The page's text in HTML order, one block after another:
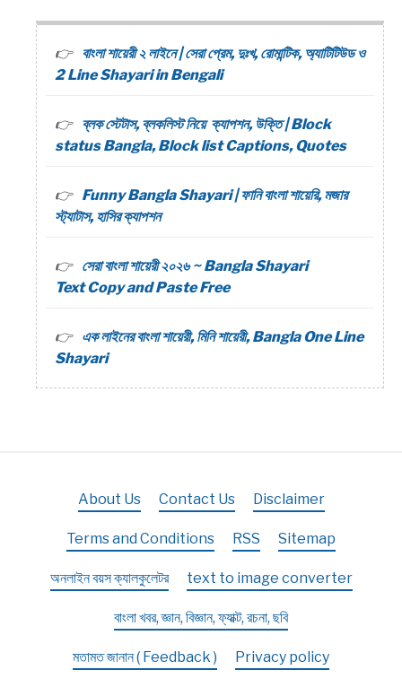
বাংলা শায়েরী ২ লাইনে | সেরা প্রেম, দুঃখ, রোমান্টিক, অ্যাটিটিউড ও
2 Line Shayari in Bengali
ব্লক স্টেটাস, ব্লকলিস্ট নিয়ে ক্যাপশন, উক্তি | Block
status Bangla, Block list Captions, Quotes
Funny Bangla Shayari | ফানি বাংলা শায়েরি, মজার
স্ট্যাটাস, হাসির ক্যাপশন
সেরা বাংলা শায়েরী ২০২৬ ~ Bangla Shayari
Text Copy and Paste Free
এক লাইনের বাংলা শায়েরী, মিনি শায়েরী, Bangla One Line
Shayari
About Us Contact Us Disclaimer
Terms and Conditions RSS Sitemap
অনলাইন বয়স ক্যালকুলেটর text to image converter
বাংলা খবর, জ্ঞান, বিজ্ঞান, ফ্যাক্ট, রচনা, ছবি
মতামত জানান ( Feedback ) Privacy policy